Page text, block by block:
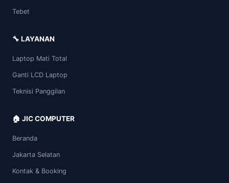
Tebet
🔧 LAYANAN
Laptop Mati Total
Ganti LCD Laptop
Teknisi Panggilan
🏠 JIC COMPUTER
Beranda
Jakarta Selatan
Kontak & Booking